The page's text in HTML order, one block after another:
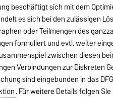
beschäftigt sich mit dem
es sich bei den zulässigen
oder Teilmengen des
formuliert und evtl. weiter
zwischen diesen
Verbindungen zur Diskreten
sind eingebunden in das
. Für weitere Details folgen